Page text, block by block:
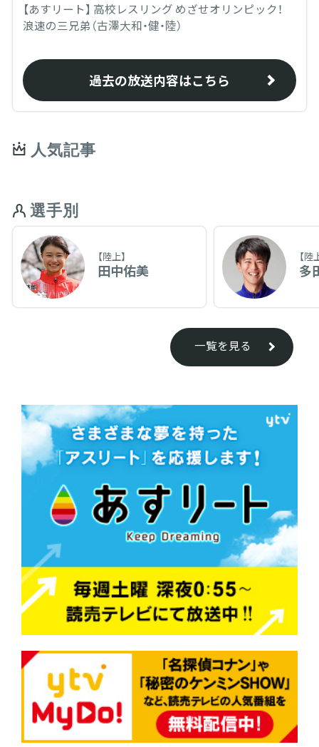
【あすリート】 高校レスリング めざせオリンピック！
浪速の三兄弟（古澤大和・健・陸）
過去の放送内容はこちら
人気記事
選手別
【陸上】
田中佑美
【陸
多
一覧を見る